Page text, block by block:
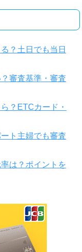
？土日でも当日
審査基準・審査
？ETCカード・
ト主婦でも審査
は？ポイントを